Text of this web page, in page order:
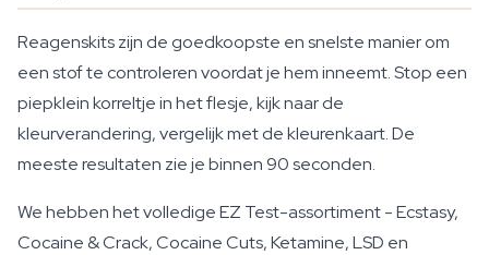
Reagenskits zijn de goedkoopste en snelste manier om
een stof te controleren voordat je hem inneemt. Stop een
piepklein korreltje in het flesje, kijk naar de
kleurverandering, vergelijk met de kleurenkaart. De
meeste resultaten zie je binnen 90 seconden.
We hebben het volledige EZ Test-assortiment - Ecstasy,
Cocaine & Crack, Cocaine Cuts, Ketamine, LSD en